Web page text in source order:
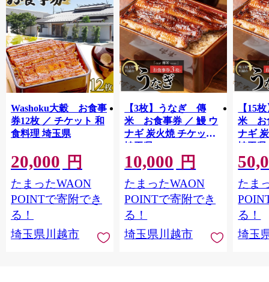
Washoku大穀 お食事
券12枚 ／ チケット 和
食料理 埼玉県
20,000 円
たまったWAON
POINTで寄附でき
る！
埼玉県川越市
【3枚】うなぎ 傳
米 お食事券 ／ 鰻 ウ
ナギ 炭火焼 チケット
埼玉県
10,000 円
たまったWAON
POINTで寄附でき
る！
埼玉県川越市
【15
米 お
ナギ
埼玉県
たま
る！
埼玉